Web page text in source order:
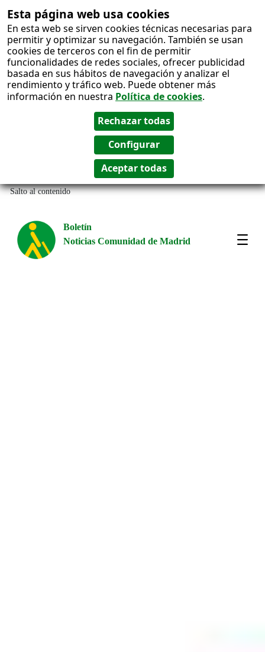
Esta página web usa cookies
En esta web se sirven cookies técnicas necesarias para
permitir y optimizar su navegación. También se usan
cookies de terceros con el fin de permitir
funcionalidades de redes sociales, ofrecer publicidad
basada en sus hábitos de navegación y analizar el
rendimiento y tráfico web. Puede obtener más
información en nuestra Política de cookies.
Salto al contenido
Boletín
Noticias Comunidad de Madrid